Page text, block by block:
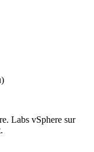
Labs vSphere sur